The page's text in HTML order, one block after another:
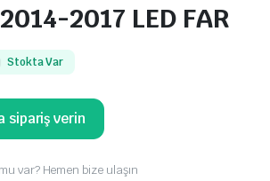
2017 LED FAR
Stokta Var
sipariş verin
var? Hemen bize ulaşın